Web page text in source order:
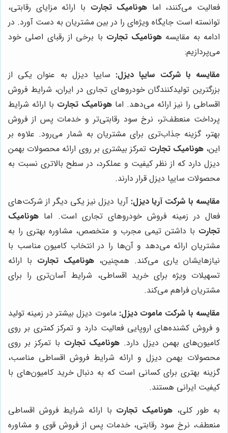
فعالیت می‌کنند، اما هونامیک تجارت با ارائه مزایای رقابتی،
توانسته است جایگاه ویژه‌ای را در بین مشتریان به دست آورد. در
ادامه به مقایسه هونامیک تجارت با برخی از رقبای اصلی خود
می‌پردازیم:
مقایسه با شرکت سایپا دیزل: سایپا دیزل به عنوان یکی از
بزرگترین تولیدکنندگان خودروهای تجاری در ایران، شرایط فروش
اقساطی را نیز ارائه می‌دهد. اما هونامیک تجارت با ارائه شرایط
پرداخت منعطف‌تر، نرخ سود رقابتی‌تر و خدمات پس از فروش
بهتر، گزینه جذاب‌تری برای مشتریان به شمار می‌رود. علاوه بر
این،هونامیک تجارت تمرکز بیشتری بر روی ارائه محصولات بهمن
دیزل دارد که از نظر کیفیت و عملکرد، در سطح بالاتری نسبت به
محصولات سایپا دیزل قرار دارند.
مقایسه با شرکت آریا دیزل: آریا دیزل نیز یکی دیگر از شرکت‌های
فعال در زمینه فروش خودروهای تجاری است. اما هونامیک
تجارت با داشتن تیمی مجرب و متخصص، مشاوره بهتری را به
مشتریان ارائه می‌دهد و آن‌ها را در انتخاب کامیون مناسب با
نیازهایشان یاری می‌کند. همچنین، هونامیک تجارت با ارائه
تسهیلات ویژه برای خرید اقساطی، شرایط آسان‌تری را برای
مشتریان فراهم می‌کند.
مقایسه با شرکت ماموت دیزل: ماموت دیزل بیشتر در زمینه تولید
و فروش کشنده‌های اروپایی فعالیت دارد و تمرکز کمتری بر روی
کامیون‌های بهمن دیزل دارد. هونامیک تجارت با تمرکز بر روی
محصولات بهمن دیزل و ارائه شرایط فروش اقساطی مناسب،
گزینه بهتری برای کسانی است که به دنبال خرید کامیون‌های با
کیفیت ایرانی هستند.
به طور کلی، هونامیک تجارت با ارائه شرایط فروش اقساطی
منعطف، نرخ سود رقابتی، خدمات پس از فروش قوی و مشاوره